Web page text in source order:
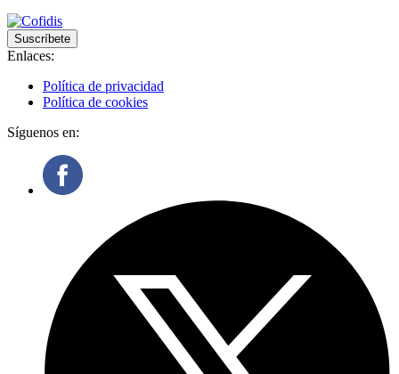
Suscríbete
Enlaces:
Política de privacidad
Política de cookies
Síguenos en: